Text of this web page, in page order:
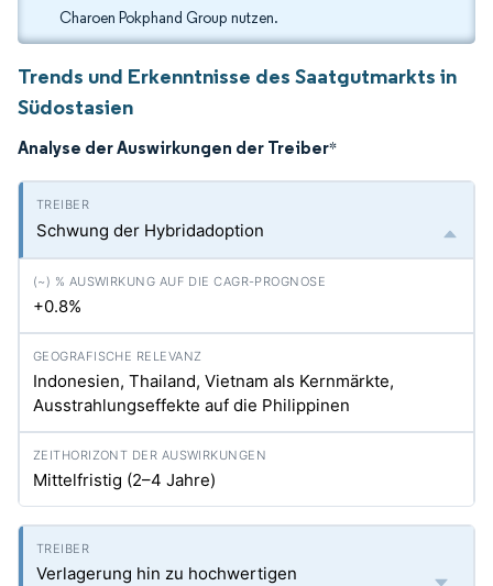
Charoen Pokphand Group nutzen.
Trends und Erkenntnisse des Saatgutmarkts in
Südostasien
Analyse der Auswirkungen der Treiber*
Schwung der Hybridadoption
+0.8%
Indonesien, Thailand, Vietnam als Kernmärkte,
Ausstrahlungseffekte auf die Philippinen
Mittelfristig (2–4 Jahre)
Verlagerung hin zu hochwertigen